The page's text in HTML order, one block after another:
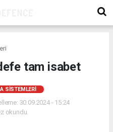
tam isabet
SISTEMLERI
30.09.2024 - 15:24
okundu.